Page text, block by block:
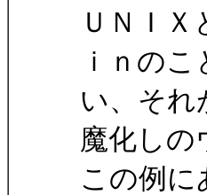
ＵＮＩ
ｉｎの
い、それ
魔化し
この例